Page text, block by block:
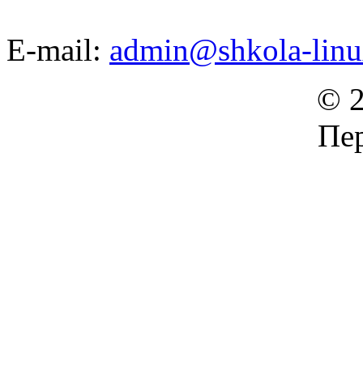
E-mail: admin@shkola-
©